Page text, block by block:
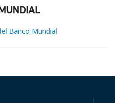
Banco Mundial